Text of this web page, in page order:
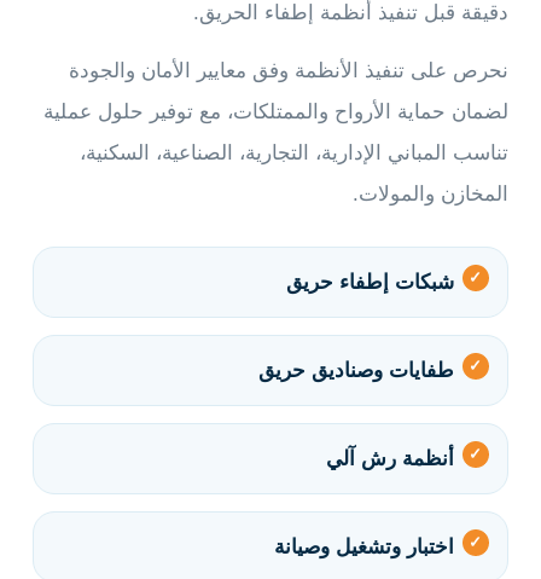
دقيقة قبل تنفيذ أنظمة إطفاء الحريق.
نحرص على تنفيذ الأنظمة وفق معايير الأمان والجودة
لضمان حماية الأرواح والممتلكات، مع توفير حلول عملية
تناسب المباني الإدارية، التجارية، الصناعية، السكنية،
المخازن والمولات.
شبكات إطفاء حريق
طفايات وصناديق حريق
أنظمة رش آلي
اختبار وتشغيل وصيانة